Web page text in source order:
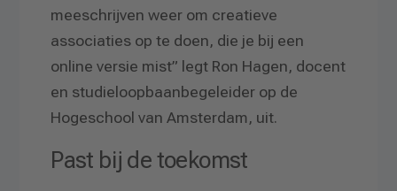
meeschrijven weer om creatieve
associaties op te doen, die je bij een
online versie mist” legt Ron Hagen, docent
en studieloopbaanbegeleider op de
Hogeschool van Amsterdam, uit.
Past bij de toekomst